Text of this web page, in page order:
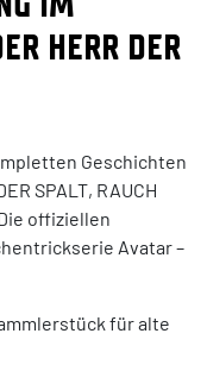
HERR DER
Geschichten
SPALT, RAUCH
Die offiziellen
Avatar –
für alte